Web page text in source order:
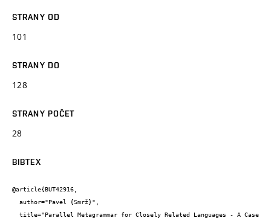
STRANY OD
101
STRANY DO
128
STRANY POČET
28
BIBTEX
@article{BUT42916,